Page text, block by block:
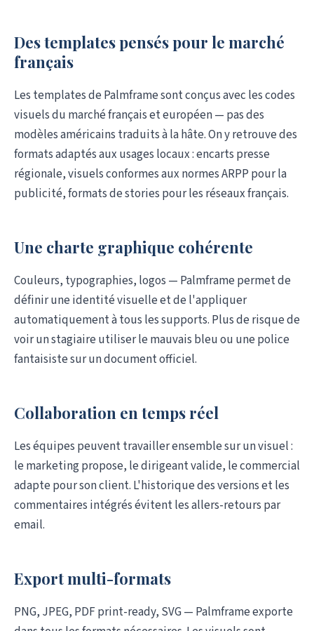
Des templates pensés pour le marché
français
Les templates de Palmframe sont conçus avec les codes
visuels du marché français et européen — pas des
modèles américains traduits à la hâte. On y retrouve des
formats adaptés aux usages locaux : encarts presse
régionale, visuels conformes aux normes ARPP pour la
publicité, formats de stories pour les réseaux français.
Une charte graphique cohérente
Couleurs, typographies, logos — Palmframe permet de
définir une identité visuelle et de l'appliquer
automatiquement à tous les supports. Plus de risque de
voir un stagiaire utiliser le mauvais bleu ou une police
fantaisiste sur un document officiel.
Collaboration en temps réel
Les équipes peuvent travailler ensemble sur un visuel :
le marketing propose, le dirigeant valide, le commercial
adapte pour son client. L'historique des versions et les
commentaires intégrés évitent les allers-retours par
email.
Export multi-formats
PNG, JPEG, PDF print-ready, SVG — Palmframe exporte